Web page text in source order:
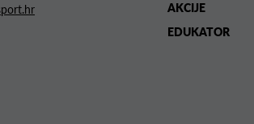
AKCIJE
EDUKATOR